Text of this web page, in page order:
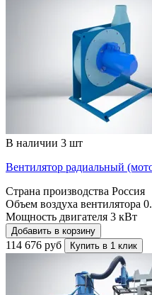
В наличии 3 шт
Вентилятор радиальный
Страна производства Россия
Объем воздуха вентилятора
Мощность двигателя 3 кВт
Добавить в корзину
114 676 руб Купить в 1 клик